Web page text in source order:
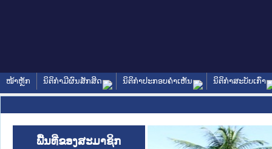
ໜ້າຫຼັກ ນິຕິກໍາມີຜົນສັກສິດ ນິຕິກໍາປະກອບຄໍາເຫັນ ນິຕິກໍາສະບັບເກົ່າ
ພື້ນທີ່ຂອງສະມາຊິກ